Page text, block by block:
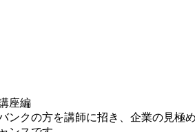
座編
ンクの方を講師に招き、企業の見